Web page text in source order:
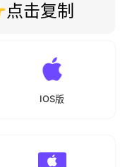
击复制
IOS版